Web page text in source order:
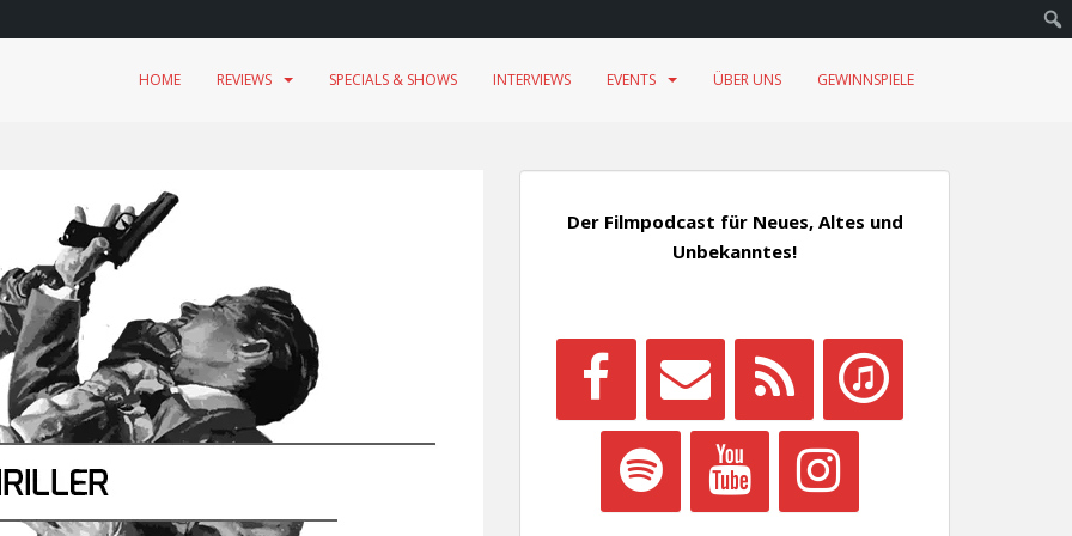
HOME REVIEWS SPECIALS & SHOWS INTERVIEWS EVENTS ÜBER UNS GEWINNSPIELE
Der Filmpodcast für Neues, Altes und
Unbekanntes!